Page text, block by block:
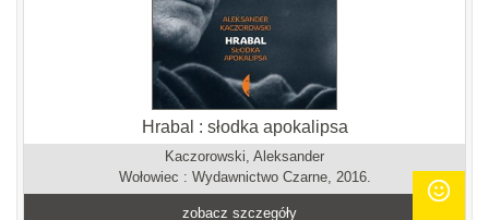
Hrabal : słodka apokalipsa
Kaczorowski, Aleksander
Wołowiec : Wydawnictwo Czarne, 2016.
zobacz szczegóły